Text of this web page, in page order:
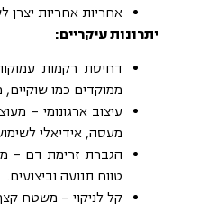
אחריות אחריות יצרן
יתרונות עיקריים:
דחיסת רקמות
ממוקדים כמו שוקיים,
עיצוב ארגונומי –
מעסה, אידיאלי
הגברת זרימת דם –
טווח תנועה וביצועים.
קל לניקוי – משטח קצף